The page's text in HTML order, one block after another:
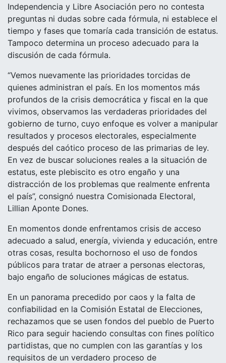
Independencia y Libre Asociación pero no contesta
preguntas ni dudas sobre cada fórmula, ni establece el
tiempo y fases que tomaría cada transición de estatus.
Tampoco determina un proceso adecuado para la
discusión de cada fórmula.
“Vemos nuevamente las prioridades torcidas de
quienes administran el país. En los momentos más
profundos de la crisis democrática y fiscal en la que
vivimos, observamos las verdaderas prioridades del
gobierno de turno, cuyo enfoque es volver a manipular
resultados y procesos electorales, especialmente
después del caótico proceso de las primarias de ley.
En vez de buscar soluciones reales a la situación de
estatus, este plebiscito es otro engaño y una
distracción de los problemas que realmente enfrenta
el país”, consignó nuestra Comisionada Electoral,
Lillian Aponte Dones.
En momentos donde enfrentamos crisis de acceso
adecuado a salud, energía, vivienda y educación, entre
otras cosas, resulta bochornoso el uso de fondos
públicos para tratar de atraer a personas electoras,
bajo engaño de soluciones mágicas de estatus.
En un panorama precedido por caos y la falta de
confiabilidad en la Comisión Estatal de Elecciones,
rechazamos que se usen fondos del pueblo de Puerto
Rico para seguir haciendo consultas con fines político
partidistas, que no cumplen con las garantías y los
requisitos de un verdadero proceso de